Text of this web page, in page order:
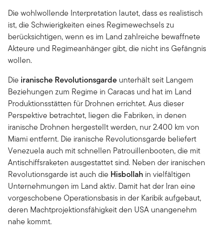
Die wohlwollende Interpretation lautet, dass es realistisch
ist, die Schwierigkeiten eines Regimewechsels zu
berücksichtigen, wenn es im Land zahlreiche bewaffnete
Akteure und Regimeanhänger gibt, die nicht ins Gefängnis
wollen.
Die iranische Revolutionsgarde unterhält seit Langem
Beziehungen zum Regime in Caracas und hat im Land
Produktionsstätten für Drohnen errichtet. Aus dieser
Perspektive betrachtet, liegen die Fabriken, in denen
iranische Drohnen hergestellt werden, nur 2.400 km von
Miami entfernt. Die iranische Revolutionsgarde beliefert
Venezuela auch mit schnellen Patrouillenbooten, die mit
Antischiffsraketen ausgestattet sind. Neben der iranischen
Revolutionsgarde ist auch die Hisbollah in vielfältigen
Unternehmungen im Land aktiv. Damit hat der Iran eine
vorgeschobene Operationsbasis in der Karibik aufgebaut,
deren Machtprojektionsfähigkeit den USA unangenehm
nahe kommt.